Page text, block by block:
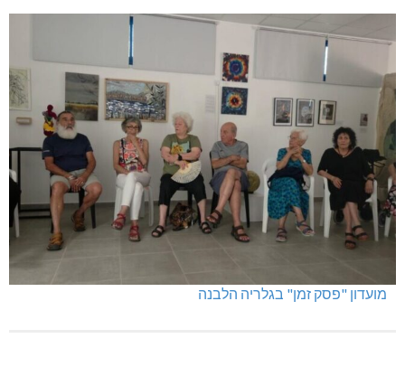
דו"צ בחוסר מקצועיות וזלזול